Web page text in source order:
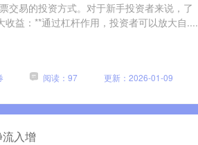
交易的投资方式。对于新手投资者来说，了
益：**通过杠杆作用，投资者可以放大自....
阅读：97 更新：2026-01-09
入增